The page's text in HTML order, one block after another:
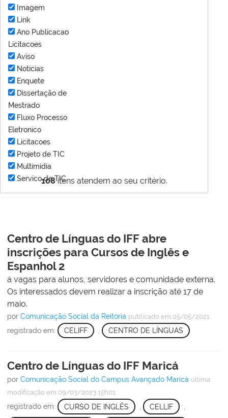
108itens atendem ao seu critério.
Imagem
Link
Ano Publicacao
Licitacoes
Aviso
Notícias
Enquete
Dissertação de
Mestrado
Fluxo Processo
Eletronico
Licitacoes
Projeto de TIC
Multimídia
Servico de TIC
Centro de Línguas do IFF abre
inscrições para Cursos de Inglês e
Espanhol 2
á vagas para alunos, servidores e comunidade externa.
Os interessados devem realizar a inscrição até 17 de
maio.
por Comunicação Social da Reitoria publicado em 05/05/2021
registrado em: CELIFF CENTRO DE LÍNGUAS
Centro de Línguas do IFF Maricá
por Comunicação Social do Campus Avançado Maricá última
modificação em 09/03/2023 15h01
registrado em: CURSO DE INGLÊS CELLIF